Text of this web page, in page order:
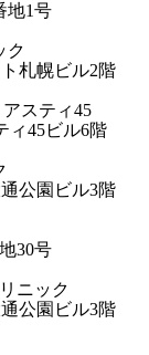
地1号
ク
札幌ビル2階
スティ45
ィ45ビル6階
公園ビル3階
30号
ニック
公園ビル3階